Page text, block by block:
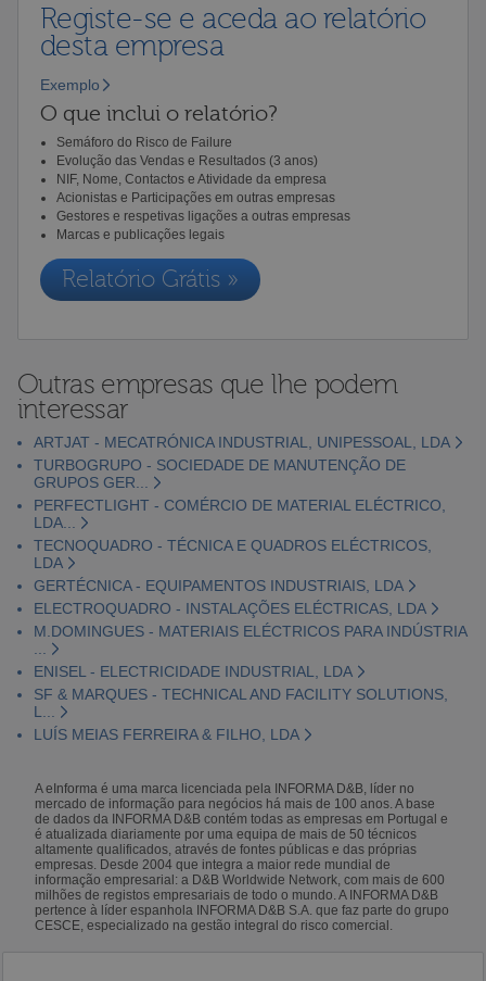
Registe-se e aceda ao relatório
desta empresa
Exemplo
O que inclui o relatório?
Semáforo do Risco de Failure
Evolução das Vendas e Resultados (3 anos)
NIF, Nome, Contactos e Atividade da empresa
Acionistas e Participações em outras empresas
Gestores e respetivas ligações a outras empresas
Marcas e publicações legais
Relatório Grátis »
Outras empresas que lhe podem
interessar
ARTJAT - MECATRÓNICA INDUSTRIAL, UNIPESSOAL, LDA
TURBOGRUPO - SOCIEDADE DE MANUTENÇÃO DE
GRUPOS GER...
PERFECTLIGHT - COMÉRCIO DE MATERIAL ELÉCTRICO,
LDA...
TECNOQUADRO - TÉCNICA E QUADROS ELÉCTRICOS,
LDA
GERTÉCNICA - EQUIPAMENTOS INDUSTRIAIS, LDA
ELECTROQUADRO - INSTALAÇÕES ELÉCTRICAS, LDA
M.DOMINGUES - MATERIAIS ELÉCTRICOS PARA INDÚSTRIA
ENISEL - ELECTRICIDADE INDUSTRIAL, LDA
SF & MARQUES - TECHNICAL AND FACILITY SOLUTIONS,
L...
LUÍS MEIAS FERREIRA & FILHO, LDA
A eInforma é uma marca licenciada pela INFORMA D&B, líder no
mercado de informação para negócios há mais de 100 anos. A base
de dados da INFORMA D&B contém todas as empresas em Portugal e
é atualizada diariamente por uma equipa de mais de 50 técnicos
altamente qualificados, através de fontes públicas e das próprias
empresas. Desde 2004 que integra a maior rede mundial de
informação empresarial: a D&B Worldwide Network, com mais de 600
milhões de registos empresariais de todo o mundo. A INFORMA D&B
pertence à líder espanhola INFORMA D&B S.A. que faz parte do grupo
CESCE, especializado na gestão integral do risco comercial.